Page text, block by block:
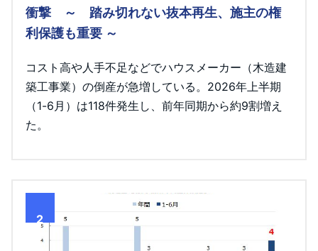
衝撃 ～ 踏み切れない抜本再生、施主の権
利保護も重要 ～
コスト高や人手不足などでハウスメーカー（木造建
築工事業）の倒産が急増している。2026年上半期
（1-6月）は118件発生し、前年同期から約9割増え
た。
2